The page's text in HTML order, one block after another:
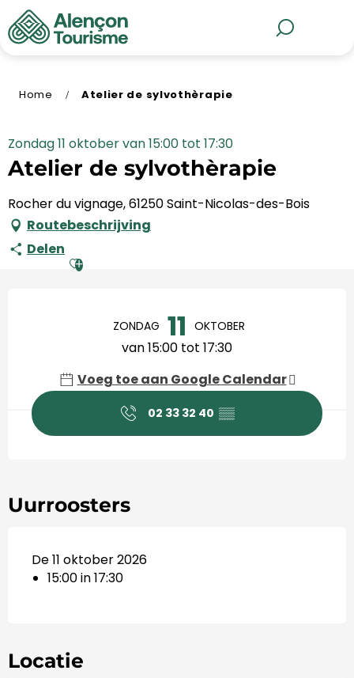
Aller
au
contenu
Home Atelier de sylvothèrapie
Zondag 11 oktober van 15:00 tot 17:30
Atelier de sylvothèrapie
Rocher du vignage, 61250 Saint-Nicolas-des-Bois
Routebeschrijving
Delen Ajouter aux favoris
ZONDAG 11 OKTOBER
van 15:00 tot 17:30
Voeg toe aan Google Calendar
02 33 32 40 ▒▒
Uurroosters
De 11 oktober 2026
15:00 in 17:30
Locatie